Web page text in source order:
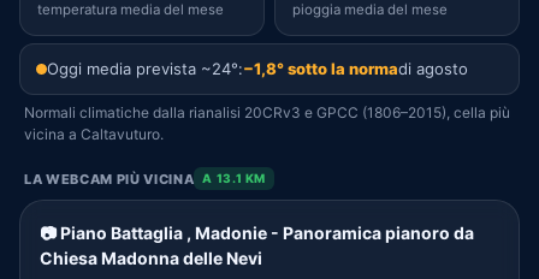
temperatura media del mese pioggia media del mese
Oggi media prevista ~24°:−1,8° sotto la normadi agosto
Normali climatiche dalla rianalisi 20CRv3 e GPCC (1806–2015), cella più
vicina a Caltavuturo.
LA WEBCAM PIÙ VICINA A 13.1 KM
📷 Piano Battaglia , Madonie - Panoramica pianoro da
Chiesa Madonna delle Nevi